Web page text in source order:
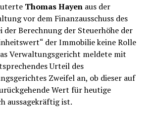
Thomas Hayenaus der
vor dem Finanzausschuss des
der Berechnung der Steuerhöhe der
der Immobilie keine Rolle
Verwaltungsgericht meldete mit
Urteil des
Zweifel an, ob dieser auf
Wert für heutige
aussagekräftig ist.